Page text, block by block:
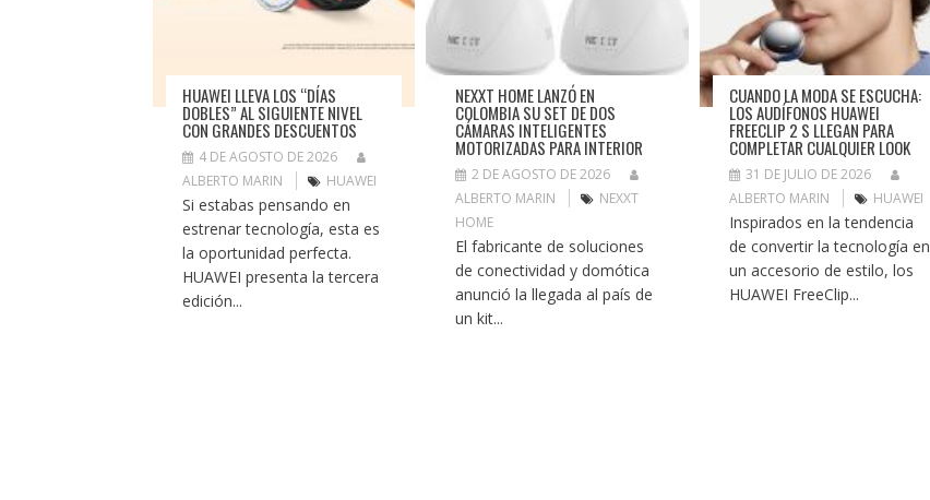
HUAWEI LLEVA LOS “DÍAS
DOBLES” AL SIGUIENTE NIVEL
CON GRANDES DESCUENTOS
4 DE AGOSTO DE 2026
ALBERTO MARIN
HUAWEI
Si estabas pensando en
estrenar tecnología, esta es
la oportunidad perfecta.
HUAWEI presenta la tercera
edición...
NEXXT HOME LANZÓ EN
COLOMBIA SU SET DE DOS
CÁMARAS INTELIGENTES
MOTORIZADAS PARA INTERIOR
2 DE AGOSTO DE 2026
ALBERTO MARIN
NEXXT
HOME
El fabricante de soluciones
de conectividad y domótica
anunció la llegada al país de
un kit...
CUANDO LA MODA SE ESCUCHA:
LOS AUDÍFONOS HUAWEI
FREECLIP 2 S LLEGAN PARA
COMPLETAR CUALQUIER LOOK
31 DE JULIO DE 2026
ALBERTO MARIN
HUAWEI
Inspirados en la tendencia
de convertir la tecnología en
un accesorio de estilo, los
HUAWEI FreeClip...